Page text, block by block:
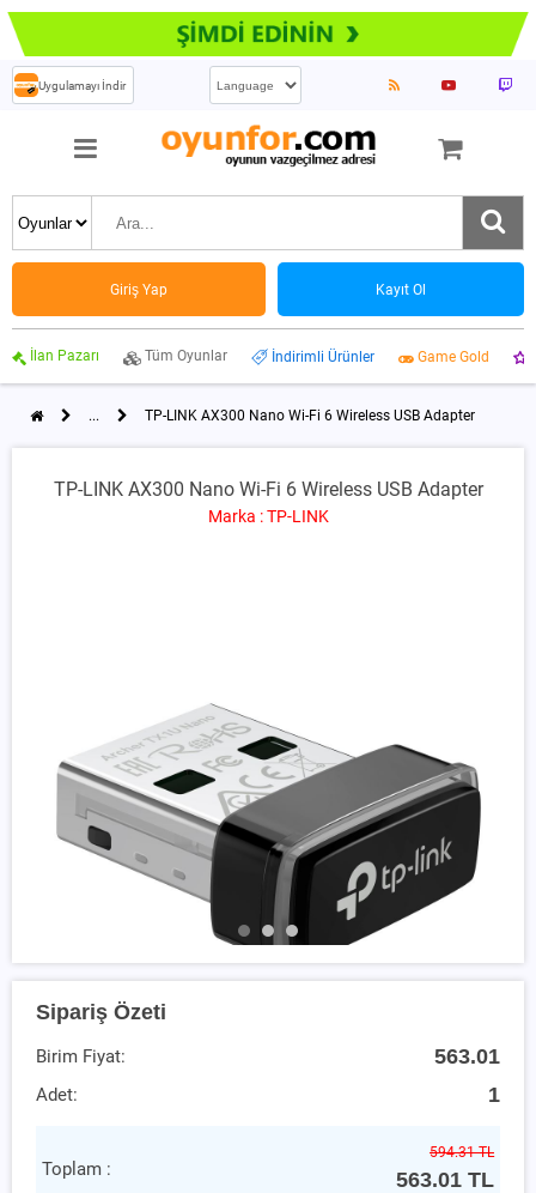
Uygulamayı İndir
Giriş Yap Kayıt Ol
İlan Pazarı Tüm Oyunlar İndirimli Ürünler Game Gold
... TP-LINK AX300 Nano Wi-Fi 6 Wireless USB Adapter
TP-LINK AX300 Nano Wi-Fi 6 Wireless USB Adapter
Marka : TP-LINK
Sipariş Özeti
Birim Fiyat: 563.01
Adet: 1
Toplam :
594.31 TL
563.01 TL